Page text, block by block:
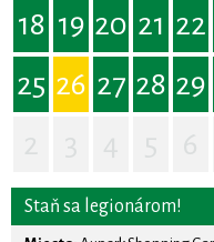
18 19 20 21 22
25 26 27 28 29
Staň sa legionárom!